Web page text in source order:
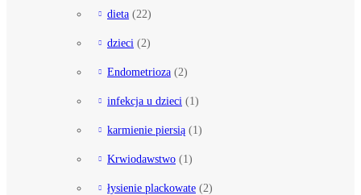
dieta (22)
dzieci (2)
Endometrioza (2)
infekcja u dzieci (1)
karmienie piersią (1)
Krwiodawstwo (1)
łysienie plackowate (2)